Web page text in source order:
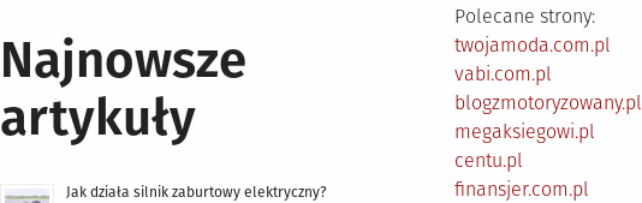
Najnowsze
artykuły
Jak działa silnik zaburtowy elektryczny?
Polecane strony:
twojamoda.com.pl
vabi.com.pl
blogzmotoryzowany.pl
megaksiegowi.pl
centu.pl
finansjer.com.pl